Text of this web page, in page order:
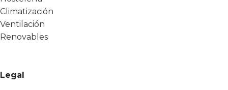
Climatización
Ventilación
Renovables
Legal